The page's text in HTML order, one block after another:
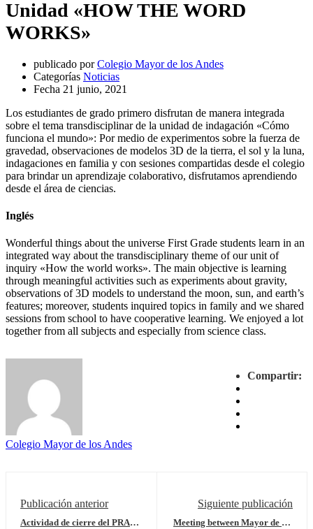
Unidad «HOW THE WORD
WORKS»
publicado por Colegio Mayor de los Andes
Categorías Noticias
Fecha 21 junio, 2021
Los estudiantes de grado primero disfrutan de manera integrada
sobre el tema transdisciplinar de la unidad de indagación «Cómo
funciona el mundo»: Por medio de experimentos sobre la fuerza de
gravedad, observaciones de modelos 3D de la tierra, el sol y la luna,
indagaciones en familia y con sesiones compartidas desde el colegio
para brindar un aprendizaje colaborativo, disfrutamos aprendiendo
desde el área de ciencias.
Inglés
Wonderful things about the universe First Grade students learn in an
integrated way about the transdisciplinary theme of our unit of
inquiry «How the world works». The main objective is learning
through meaningful activities such as experiments about gravity,
observations of 3D models to understand the moon, sun, and earth’s
features; moreover, students inquired topics in family and we shared
sessions from school to have cooperative learning. We enjoyed a lot
together from all subjects and especially from science class.
Compartir:
Colegio Mayor de los Andes
Publicación anterior
Actividad de cierre del PRAE
Siguiente publicación
Meeting between Mayor de los